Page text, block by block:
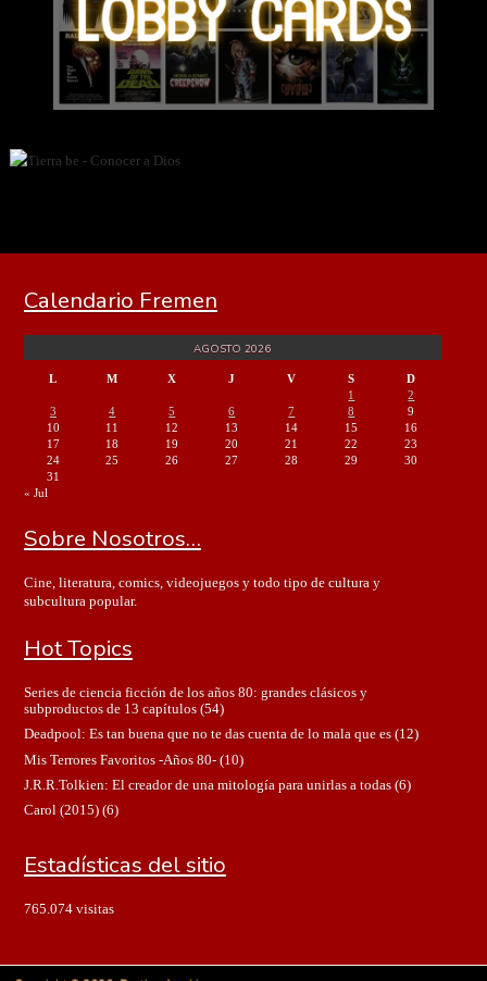
Calendario Fremen
AGOSTO 2026
L M X J V S
D
1
2
3
4 5 6 7 8
9
10
11 12 13 14 15
16
17
18 19 20 21 22
23
24
25 26 27 28 29
30
31
« Jul
Sobre Nosotros…
Cine, literatura, comics, videojuegos y todo tipo de cultura y
subcultura popular.
Hot Topics
Series de ciencia ficción de los años 80: grandes clásicos y
subproductos de 13 capítulos(54)
Deadpool: Es tan buena que no te das cuenta de lo mala que es(12)
Mis Terrores Favoritos -Años 80-(10)
J.R.R.Tolkien: El creador de una mitología para unirlas a todas(6)
Carol (2015)(6)
Estadísticas del sitio
765.074 visitas